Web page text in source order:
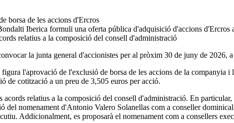
borsa de les accions d'Ercros
Iberica formuli una oferta pública d'adquisició d'accions d'Ercros
relatius a la composició del consell d'administració
la junta general d'accionistes per al pròxim 30 de juny de 2026,
l'aprovació de l'exclusió de borsa de les accions de la
de cotització a un preu de 3,505 euros per acció.
relatius a la composició del consell d'administració. En
del nomenament d'Antonio Valero Solanellas com a conseller
Addicionalment, es proposarà el nomenament com a consellers